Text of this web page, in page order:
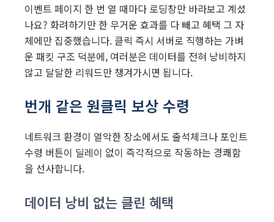
이벤트 페이지 한 번 열 때마다 로딩창만 바라보고 계셨
나요? 화려하기만 한 무거운 효과를 다 빼고 혜택 그 자
체에만 집중했습니다. 클릭 즉시 서버로 직행하는 가벼
운 패킷 구조 덕분에, 여러분은 데이터를 전혀 낭비하지
않고 달달한 리워드만 챙겨가시면 됩니다.
번개 같은 원클릭 보상 수령
네트워크 환경이 열악한 장소에서도 출석체크나 포인트
수령 버튼이 딜레이 없이 즉각적으로 작동하는 경쾌함
을 선사합니다.
데이터 낭비 없는 클린 혜택